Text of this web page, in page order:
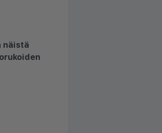
näistä